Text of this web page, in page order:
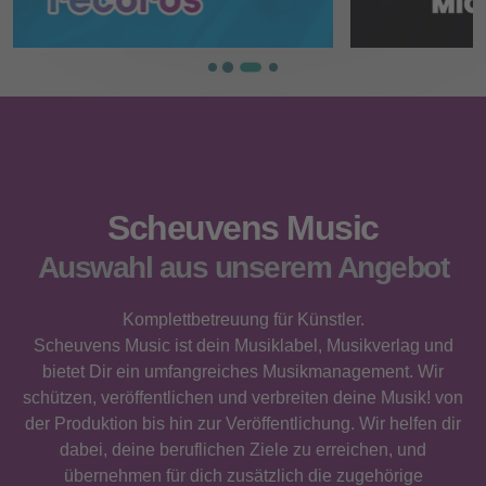
Scheuvens Music
Auswahl aus unserem Angebot
Komplettbetreuung für Künstler.
Scheuvens Music ist dein Musiklabel, Musikverlag und
bietet Dir ein umfangreiches Musikmanagement. Wir
schützen, veröffentlichen und verbreiten deine Musik! von
der Produktion bis hin zur Veröffentlichung. Wir helfen dir
dabei, deine beruflichen Ziele zu erreichen, und
übernehmen für dich zusätzlich die zugehörige